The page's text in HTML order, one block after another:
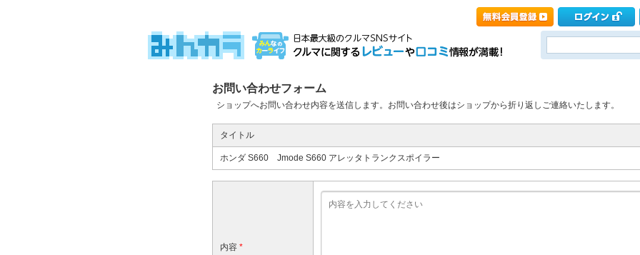
お問い合わせフォーム
ショップへお問い合わせ内容を送信します。お問い合わせ後はショップから折り返しご連絡いたします。
タイトル
ホンダ S660 Jmode S660 アレッタトランクスポイラー
内容 *